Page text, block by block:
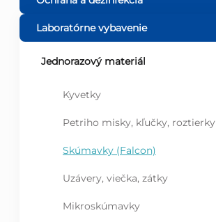
n
Laboratórne vybavenie
Jednorazový materiál
Kyvetky
Petriho misky, kľučky, roztierky
Skúmavky (Falcon)
Uzávery, viečka, zátky
Mikroskúmavky